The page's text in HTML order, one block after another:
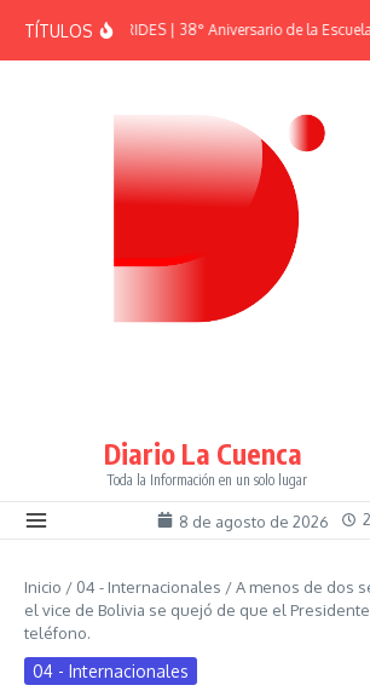
TÍTULOSEFEMÉRIDES | 38° Aniversario de la
Diario La Cuenca
Toda la Información en un solo lugar
8 de agosto de 2026
Inicio / 04 - Internacionales /A menos de dos
el vice de Bolivia se quejó de que el
teléfono.
04 - Internacionales